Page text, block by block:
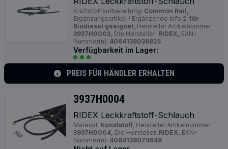
Kraftstoffaufbereitung: Common Rail,
Ergänzungsartikel / Ergänzende Info 2: für
Biodiesel geeignet, Hersteller Artikelnummer:
3937H0003, Die Hersteller: RIDEX, EAN-
Nummer(n): 4064138036825
Verfügbarkeit im Lager:
PREIS FÜR HÄNDLER ERHALTEN
3937H0004
RIDEX Leckkraftstoff-Schlauch
Material: Kunststoff, Hersteller Artikelnummer:
3937H0004, Die Hersteller: RIDEX, EAN-
Nummer(n): 4064138079648